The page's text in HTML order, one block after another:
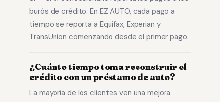
burós de crédito. En EZ AUTO, cada pago a
tiempo se reporta a Equifax, Experian y
TransUnion comenzando desde el primer pago.
¿Cuánto tiempo toma reconstruir el
crédito con un préstamo de auto?
La mayoría de los clientes ven una mejora